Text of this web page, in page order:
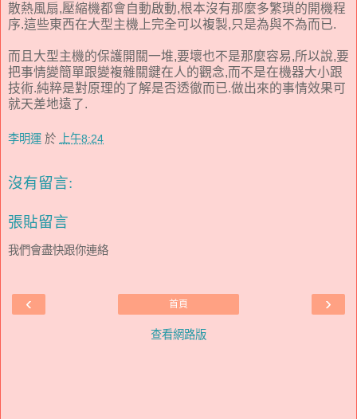
散熱風扇,壓縮機都會自動啟動,根本沒有那麼多繁瑣的開機程
序.這些東西在大型主機上完全可以複製,只是為與不為而已.
而且大型主機的保護開關一堆,要壞也不是那麼容易,所以說,要
把事情變簡單跟變複雜關鍵在人的觀念,而不是在機器大小跟
技術.純粹是對原理的了解是否透徹而已.做出來的事情效果可
就天差地遠了.
李明運 於 上午8:24
沒有留言:
張貼留言
我們會盡快跟你連絡
‹ ›
首頁
查看網路版